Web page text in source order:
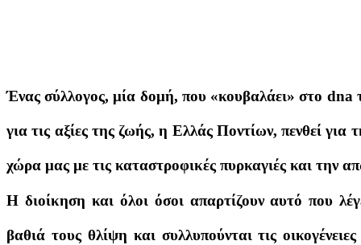
Ένας σύλλογος, μία δομή, που «κουβαλάει» στο dna
για τις αξίες της ζωής, η Ελλάς Ποντίων, πενθεί
χώρα μας με τις καταστροφικές πυρκαγιές και την
Η διοίκηση και όλοι όσοι απαρτίζουν αυτό που
βαθιά τους θλίψη και συλλυπούνται τις